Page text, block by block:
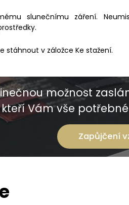
slunečnímu záření.
stáhnout v záložce Ke stažení.
možnost
Vám vše
Zapůjčení